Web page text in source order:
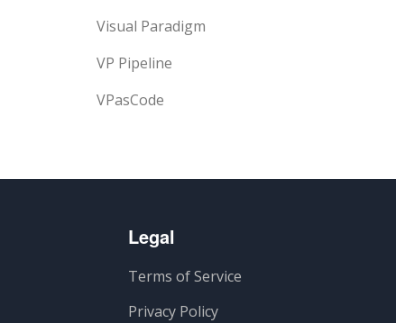
Visual Paradigm
VP Pipeline
VPasCode
Legal
Terms of Service
Privacy Policy